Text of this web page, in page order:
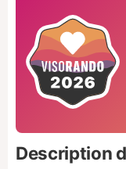
Description